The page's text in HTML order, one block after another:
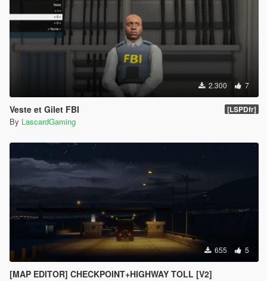
2.300 7
Veste et Gilet FBI [LSPDfr]
By LascardGaming
655 5
[MAP EDITOR] CHECKPOINT+HIGHWAY TOLL [V2]